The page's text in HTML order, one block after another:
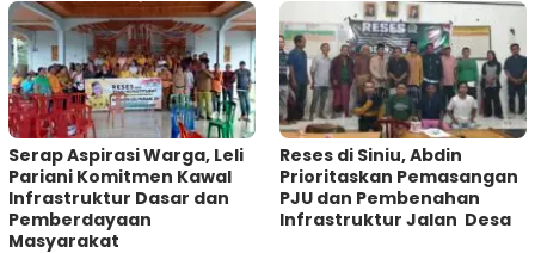
Serap Aspirasi Warga, Leli
Pariani Komitmen Kawal
Infrastruktur Dasar dan
Pemberdayaan
Masyarakat
Reses di Siniu, Abdin
Prioritaskan Pemasangan
PJU dan Pembenahan
Infrastruktur Jalan Desa